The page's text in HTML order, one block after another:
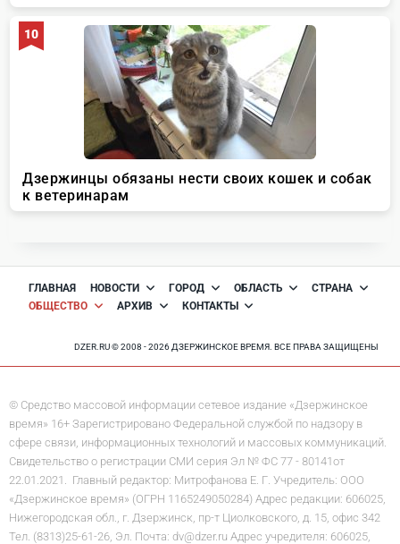
ГЛАВНАЯ НОВОСТИ ГОРОД ОБЛАСТЬ
СТРАНА
ОБЩЕСТВО
АРХИВ КОНТАКТЫ
DZER.RU © 2008 - 2026 ДЗЕРЖИНСКОЕ ВРЕМЯ. ВСЕ ПРАВА ЗАЩИЩЕНЫ
© Средство массовой информации сетевое издание «Дзержинское
время» 16+ Зарегистрировано Федеральной службой по надзору в
сфере связи, информационных технологий и массовых коммуникаций.
Свидетельство о регистрации СМИ серия Эл № ФС 77 - 80141от
22.01.2021. Главный редактор: Митрофанова Е. Г. Учредитель: ООО
«Дзержинское время» (ОГРН 1165249050284) Адрес редакции: 606025,
Нижегородская обл., г. Дзержинск, пр-т Циолковского, д. 15, офис 342
Тел. (8313)25-61-26, Эл. Почта: dv@dzer.ru Адрес учредителя: 606025,